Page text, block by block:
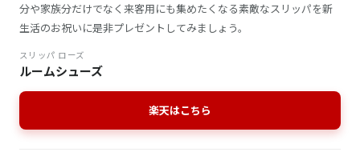
分や家族分だけでなく来客用にも集めたくなる素敵なスリッパを新
生活のお祝いに是非プレゼントしてみましょう。
スリッパ ローズ
ルームシューズ
楽天はこちら